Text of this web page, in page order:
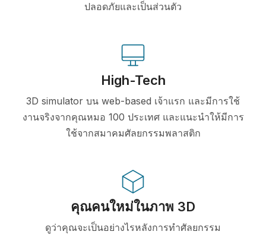
ปลอดภัยและเป็นส่วนตัว
High-Tech
3D simulator บน web-based เจ้าแรก และมีการใช้
งานจริงจากคุณหมอ 100 ประเทศ และแนะนำให้มีการ
ใช้จากสมาคมศัลยกรรมพลาสติก
คุณคนใหม่ในภาพ 3D
ดูว่าคุณจะเป็นอย่างไรหลังการทำศัลยกรรม